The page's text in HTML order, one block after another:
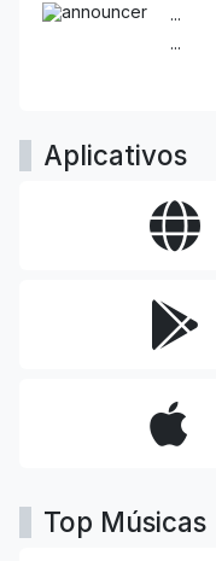
...
...
Aplicativos
Top Músicas